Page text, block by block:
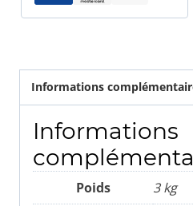
Informations
Informations
Poids 3 kg